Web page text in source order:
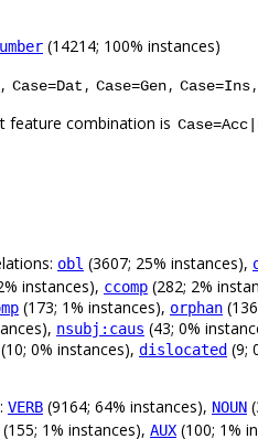
(14214; 100% instances)
, Case=Dat , Case=Gen, Case=Ins,
feature combination is
obl (3607; 25% instances),
instances), ccomp (282; 2%
(173; 1% instances), orphan
nsubj:caus (43; 0%
(10; 0% instances), dislocated (9;
VERB (9164; 64% instances), NOUN
(155; 1% instances), AUX (100; 1%